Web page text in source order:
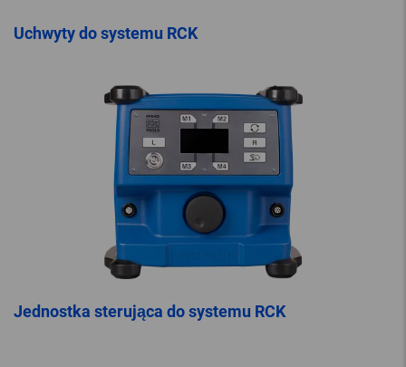
Uchwyty do systemu RCK
Jednostka sterująca do systemu RCK